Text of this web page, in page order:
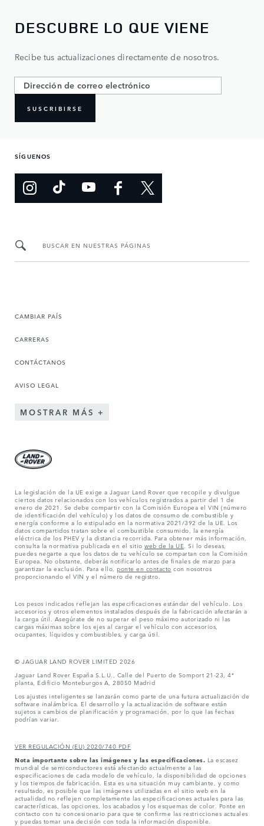
DESCUBRE LO QUE VIENE
Recibe tus actualizaciones directamente de nosotros.
SUSCRIBIRSE
SÍGUENOS
BUSCAR EN NUESTRAS PÁGINAS
CAMBIAR PAÍS
CARRERAS
CONTÁCTANOS
AVISO LEGAL
MOSTRAR MÁS
La legislación de la UE exige a Jaguar Land Rover que recopile y divulgue
ciertos datos relacionados con los vehículos registrados a partir del 1 de
enero de 2021. Se debe compartir con la Comisión Europea el VIN (número
de identificación del vehículo) y los datos de consumo de combustible y
energía conforme a lo estipulado en la normativa 2021/392 de la UE. Los
datos compartidos tratan sobre el combustible consumido, la energía
eléctrica de los PHEV y la distancia recorrida. Para obtener más información,
consulta la normativa publicada en el sitio web de la UE . Si lo deseas,
puedes negarte a que los datos de tu vehículo se compartan con la Comisión
Europea. No obstante, deberás notificarlo antes de finales de marzo para
garantizar la exclusión. Para ello, ponte en contacto con nosotros
proporcionando el VIN y el número de registro.
Los pesos indicados reflejan las especificaciones estándar del vehículo. Los
accesorios y otros elementos instalados después de la fabricación afectarán a
la carga útil. Asegúrate de no superar el peso máximo autorizado ni las
cargas máximas sobre los ejes al cargar el vehículo con accesorios,
ocupantes, líquidos y combustibles, y carga útil.
© JAGUAR LAND ROVER LIMITED 2026
Jaguar Land Rover España S.L.U., Calle del Puerto de Somport 21-23, 4ª
planta, Edificio Monteburgos A, 28050 Madrid
Los ajustes inteligentes se lanzarán como parte de una futura actualización de
software inalámbrica. El desarrollo y la actualización de software están
sujetos a cambios de planificación y programación, por lo que las fechas
podrían variar.
VER REGULACIÓN (EU) 2020/740 PDF
Nota importante sobre las imágenes y las especificaciones. La escasez
mundial de semiconductores está afectando actualmente a las
especificaciones de cada modelo de vehículo, la disponibilidad de opciones
y los tiempos de fabricación. Esta es una situación muy cambiante, y como
resultado, es posible que las imágenes utilizadas en el sitio web en la
actualidad no reflejen completamente las especificaciones actuales para las
características, las opciones, los acabados y los esquemas de color. Ponte en
contacto con tu concesionario para que te confirme las restricciones actuales
y puedas tomar una decisión con toda la información disponible.